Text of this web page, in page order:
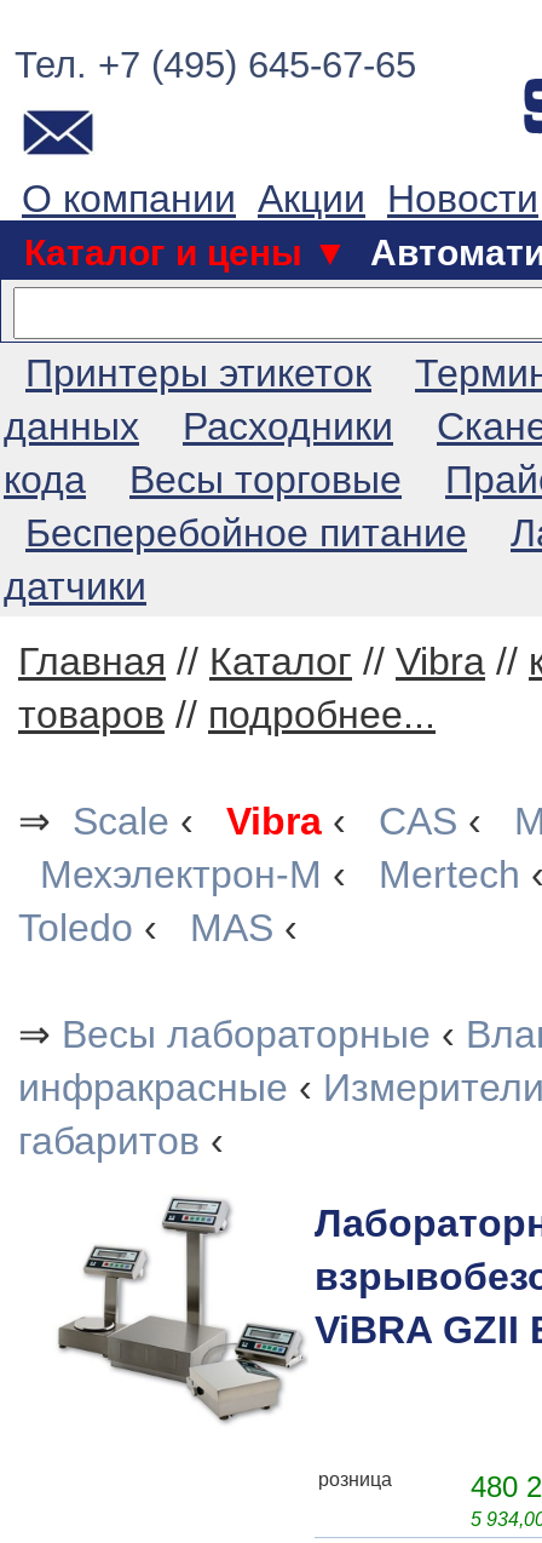
Тел. +7 (495) 645-67-65
О компании Акции Новости
Каталог и цены ▼
Принтеры этикеток
данных
Расходники
кода
Весы торговые
Бесперебойное питание
датчики
Главная // Каталог // Vibra //
товаров // подробнее...
⇒ Scale ‹ Vibra ‹ CAS ‹
Мехэлектрон-М ‹ Mertech
Toledo ‹ MAS ‹
⇒ Весы лабораторные ‹
инфракрасные ‹
габаритов ‹
ViBRA GZII
розница 480
5